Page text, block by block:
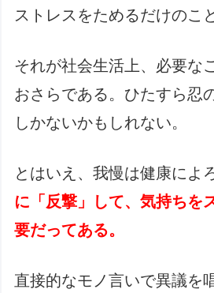
ストレスをためるだけのこ
それが社会生活上、必要な
おさらである。ひたすら忍
しかないかもしれない。
とはいえ、我慢は健康によ
に「反撃」して、気持ちを
要だってある。
直接的なモノ言いで異議を